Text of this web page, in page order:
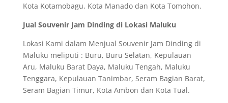
Kota Kotamobagu, Kota Manado dan Kota Tomohon.
Jual Souvenir Jam Dinding di Lokasi Maluku
Lokasi Kami dalam Menjual Souvenir Jam Dinding di
Maluku meliputi : Buru, Buru Selatan, Kepulauan
Aru, Maluku Barat Daya, Maluku Tengah, Maluku
Tenggara, Kepulauan Tanimbar, Seram Bagian Barat,
Seram Bagian Timur, Kota Ambon dan Kota Tual.